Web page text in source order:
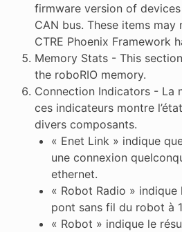
firmware version of
CAN bus. These items
CTRE Phoenix Framework
Memory Stats - This
the roboRIO memory.
Connection Indicators - La
ces indicateurs montre
divers composants.
« Enet Link » indique
une connexion
ethernet.
« Robot Radio » indique
pont sans fil du robot à
« Robot » indique le